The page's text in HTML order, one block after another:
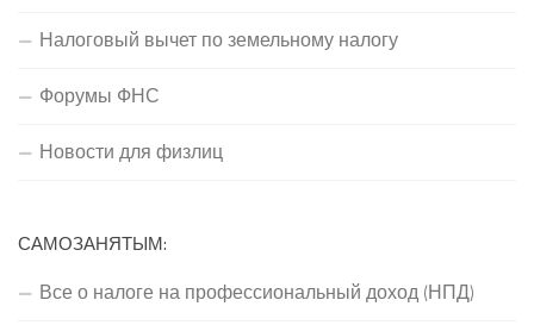
Налоговый вычет по земельному налогу
Форумы ФНС
Новости для физлиц
САМОЗАНЯТЫМ:
Все о налоге на профессиональный доход (НПД)